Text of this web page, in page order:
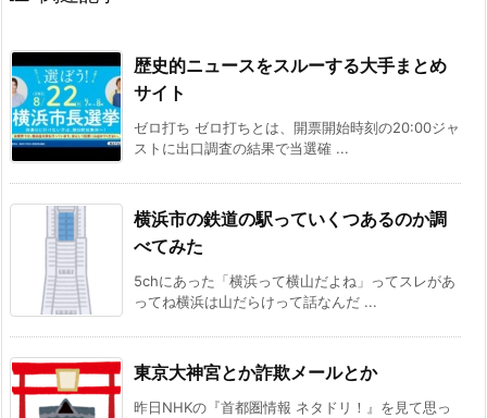
歴史的ニュースをスルーする大手まとめ
サイト
ゼロ打ち ゼロ打ちとは、開票開始時刻の20:00ジャ
ストに出口調査の結果で当選確 ...
横浜市の鉄道の駅っていくつあるのか調
べてみた
5chにあった「横浜って横山だよね」ってスレがあ
ってね横浜は山だらけって話なんだ ...
東京大神宮とか詐欺メールとか
昨日NHKの『首都圏情報 ネタドリ！』を見て思っ